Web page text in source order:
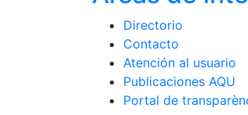
Directorio
Contacto
Atención al usuario
Publicaciones AQU
Portal de